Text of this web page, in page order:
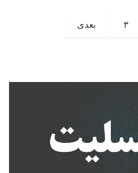
۳ بعدی